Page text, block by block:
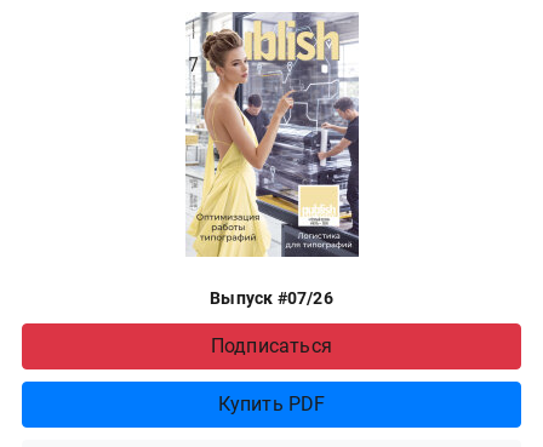
Выпуск #07/26
Подписаться
Купить PDF